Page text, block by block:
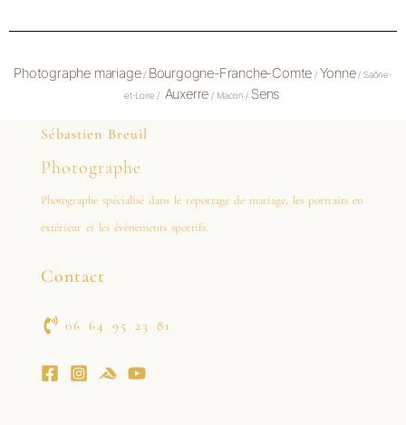
Photographe mariage/ Bourgogne-Franche-Comte / Yonne/ Saône-
et-Loire / Auxerre / Macon / Sens
Sébastien Breuil
Photographe
Photographe spécialisé dans le reportage de mariage, les portraits en
extérieur et les évènements sportifs.
Contact
06 64 95 23 81